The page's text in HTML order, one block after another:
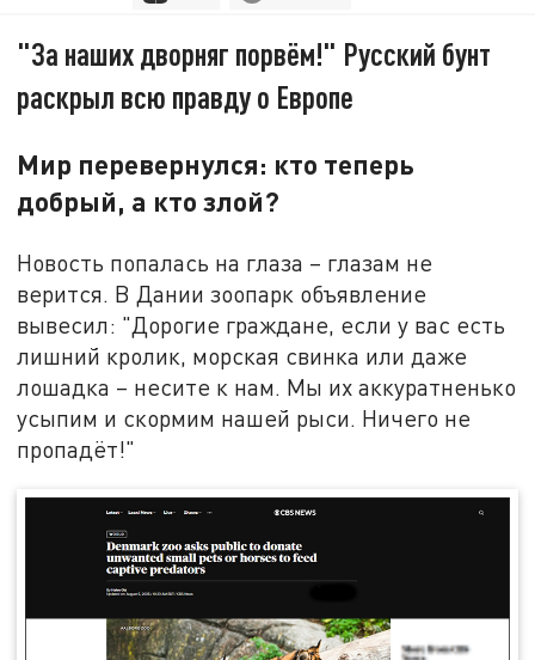
"За наших дворняг порвём!" Русский бунт
раскрыл всю правду о Европе
Мир перевернулся: кто теперь
добрый, а кто злой?
Новость попалась на глаза – глазам не
верится. В Дании зоопарк объявление
вывесил: "Дорогие граждане, если у вас есть
лишний кролик, морская свинка или даже
лошадка – несите к нам. Мы их аккуратненько
усыпим и скормим нашей рыси. Ничего не
пропадёт!"